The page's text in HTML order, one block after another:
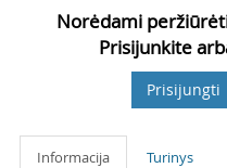
Norėdami
Prisijunkite
Prisijungti
Informacija Turinys